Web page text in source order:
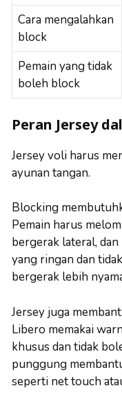
Cara mengalahkan
block
Pemain yang tidak
boleh block
Peran Jersey
Jersey voli harus
ayunan tangan.
Blocking
Pemain harus
bergerak lateral,
yang ringan dan
bergerak lebih
Jersey juga
Libero memakai
khusus dan tidak
punggung
seperti net touch